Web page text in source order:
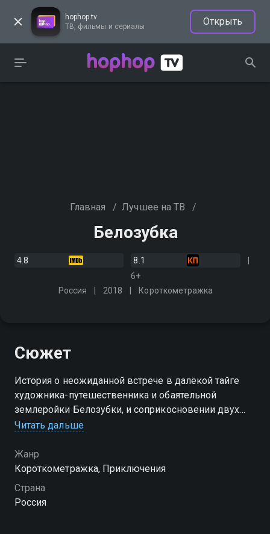
hophop.tv
ТВ, фильмы и сериалы
Открыть
Главная / Лучшее на ТВ /
Белозубка
4.8
8.1
6+
Россия
2018 Короткометражка
Сюжет
История о неожиданной встрече в далёкой тайге
художника-путешественника и обаятельной
землеройки Белозубки, и соприкосновении двух
миров - огромного мира человека и крошечного
Читать дальше
Жанр
Короткометражка, Приключения
Страна
Россия